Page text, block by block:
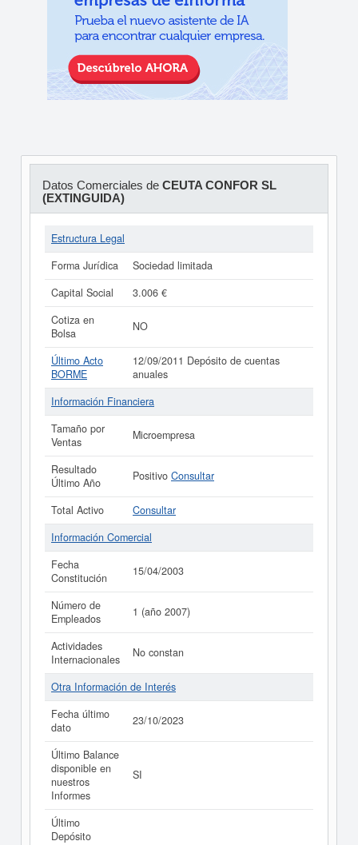
Datos Comerciales de CEUTA CONFOR SL
(EXTINGUIDA)
Estructura Legal
Forma Jurídica
Sociedad limitada
Capital Social
3.006 €
Cotiza en
Bolsa
NO
Último Acto
BORME
12/09/2011 Depósito de cuentas
anuales
Información Financiera
Tamaño por
Ventas
Microempresa
Resultado
Último Año
Positivo Consultar
Total Activo
Consultar
Información Comercial
Fecha
Constitución
15/04/2003
Número de
Empleados
1 (año 2007)
Actividades
Internacionales
No constan
Otra Información de Interés
Fecha último
dato
23/10/2023
Último Balance
disponible en
nuestros
Informes
SI
Último
Depósito